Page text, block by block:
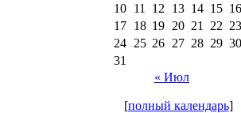
10
11 12 13 14 15 16
17
18 19 20 21 22 23
24
25 26 27 28 29 30
31
« Июл
[полный календарь]